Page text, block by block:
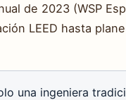
de 2023 (WSP
LEED hasta
una ingeniera